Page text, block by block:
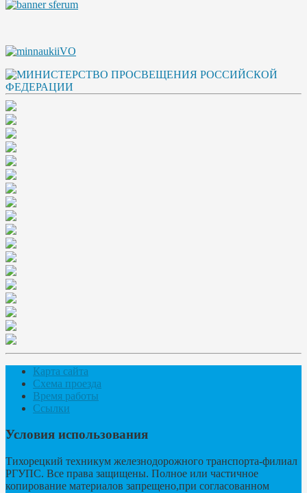
Карта сайта
Схема проезда
Время работы
Ссылки
Условия использования
Тихорецкий техникум железнодорожного транспорта-филиал
РГУПС. Все права защищены. Полное или частичное
копирование материалов запрещено,при согласованном